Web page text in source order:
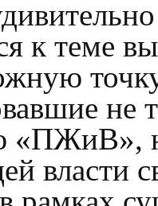
к теме
не
«ПЖиВ»,
власти